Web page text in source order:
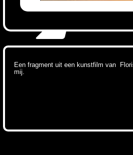
Een fragment uit een kunstfilm van
mij.